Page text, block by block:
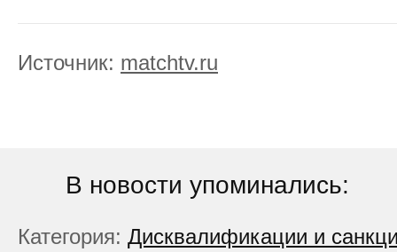
Источник: matchtv.ru
В новости упоминались:
Категория: Дисквалификации и